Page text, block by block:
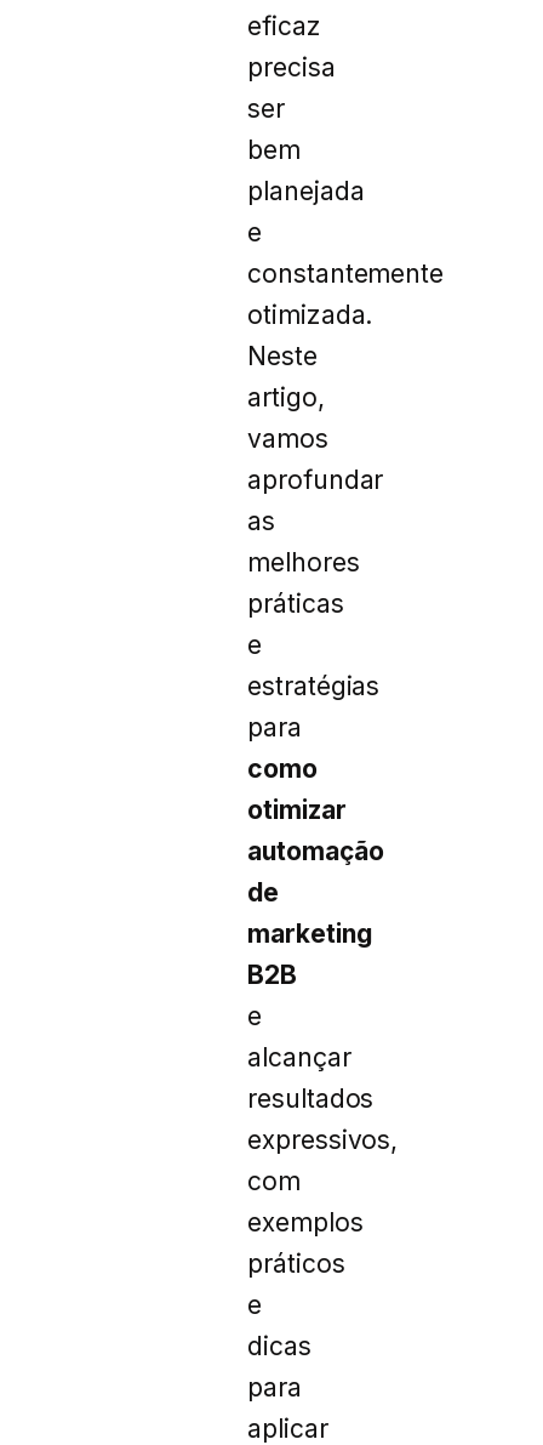
eficaz
precisa
ser
bem
planejada
e
constantemente
otimizada.
Neste
artigo,
vamos
aprofundar
as
melhores
práticas
e
estratégias
para
como
otimizar
automação
de
marketing
B2B
e
alcançar
resultados
expressivos,
com
exemplos
práticos
e
dicas
para
aplicar